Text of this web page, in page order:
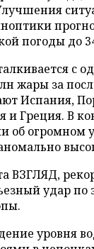
погоды до
с
жары за
Испания,
и Греция. В
об огромном
ВЗГЛЯД,
удар по
уровня